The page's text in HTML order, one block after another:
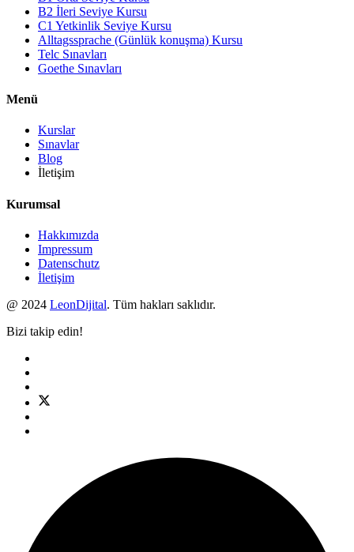
B2 İleri Seviye Kursu
C1 Yetkinlik Seviye Kursu
Alltagssprache (Günlük konuşma) Kursu
Telc Sınavları
Goethe Sınavları
Menü
Kurslar
Sınavlar
Blog
İletişim
Kurumsal
Hakkımızda
Impressum
Datenschutz
İletişim
@ 2024 LeonDijital. Tüm hakları saklıdır.
Bizi takip edin!